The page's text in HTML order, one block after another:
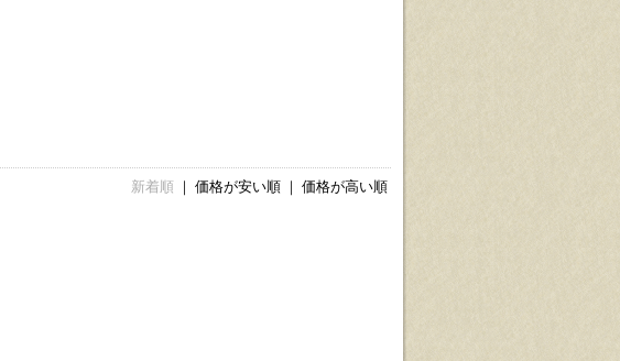
新着順 価格が安い順 価格が高い順